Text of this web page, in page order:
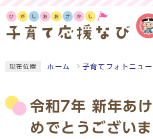
現在位置 ホーム 子育てフォトニュー
令和7年 新年あ
めでとうございま